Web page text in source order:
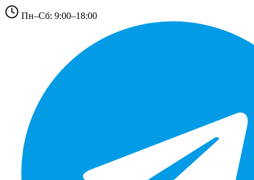
Пн–Сб: 9:00–18:00